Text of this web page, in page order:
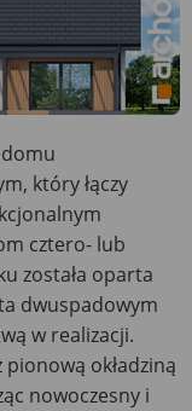
który łączy
cztero- lub
została oparta
dwuspadowym
w realizacji.
okładziną
nowoczesny i